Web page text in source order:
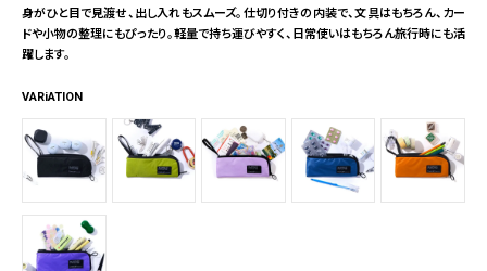
身がひと目で見渡せ、出し入れもスムーズ。仕切り付きの内装で、文具はもちろん、カー
ドや小物の整理にもぴったり。軽量で持ち運びやすく、日常使いはもちろん旅行時にも活
躍します。
VARiATION